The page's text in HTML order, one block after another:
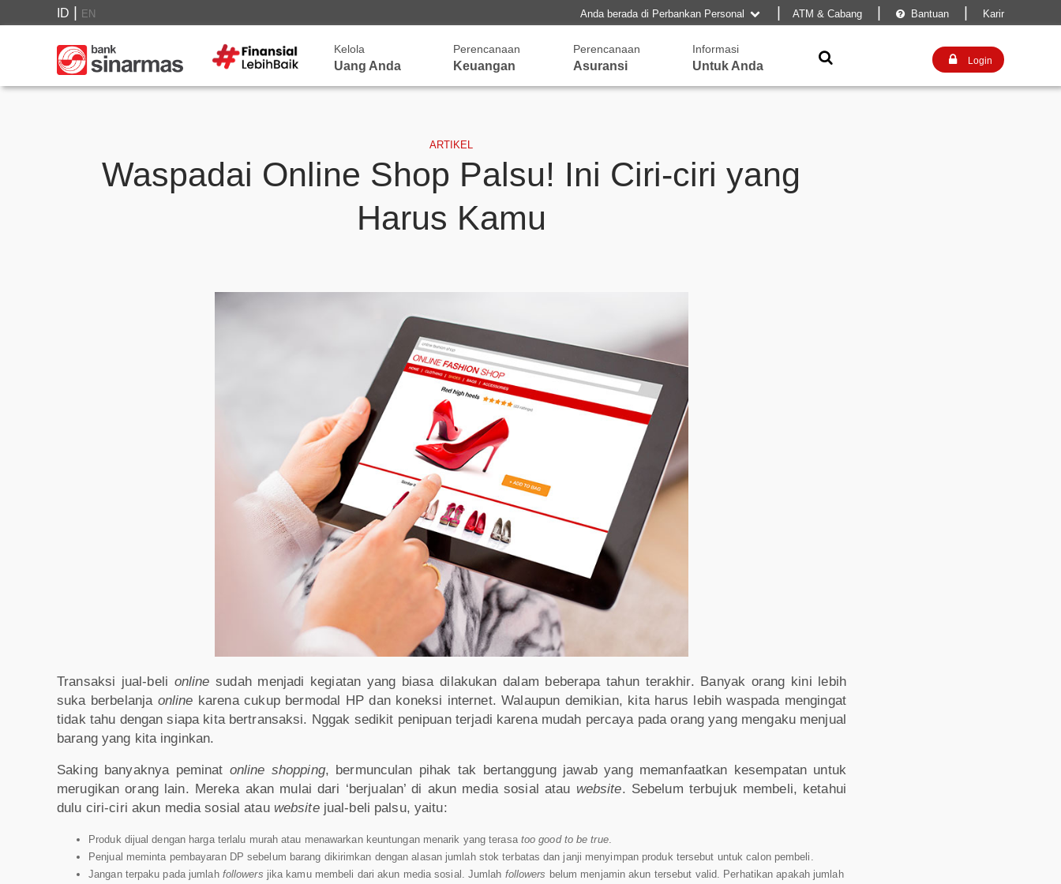
ID EN Anda berada di Perbankan Personal  |ATM & Cabang  Bantuan Karir
Kelola
Uang Anda
Perencanaan
Keuangan
Perencanaan
Asuransi
Informasi
Untuk Anda
  Login
ARTIKEL
Waspadai Online Shop Palsu! Ini Ciri-ciri yang
Harus Kamu
Transaksi jual-beli online sudah menjadi kegiatan yang biasa dilakukan dalam beberapa tahun terakhir. Banyak orang kini lebih
suka berbelanja online karena cukup bermodal HP dan koneksi internet. Walaupun demikian, kita harus lebih waspada mengingat
tidak tahu dengan siapa kita bertransaksi. Nggak sedikit penipuan terjadi karena mudah percaya pada orang yang mengaku menjual
barang yang kita inginkan.
Saking banyaknya peminat online shopping, bermunculan pihak tak bertanggung jawab yang memanfaatkan kesempatan untuk
merugikan orang lain. Mereka akan mulai dari ‘berjualan’ di akun media sosial atau website. Sebelum terbujuk membeli, ketahui
dulu ciri-ciri akun media sosial atau websitejual-beli palsu, yaitu:
Produk dijual dengan harga terlalu murah atau menawarkan keuntungan menarik yang terasa too good to be true.
Penjual meminta pembayaran DP sebelum barang dikirimkan dengan alasan jumlah stok terbatas dan janji menyimpan produk tersebut untuk calon pembeli.
Jangan terpaku pada jumlah followers jika kamu membeli dari akun media sosial. Jumlah followers belum menjamin akun tersebut valid. Perhatikan apakah jumlah